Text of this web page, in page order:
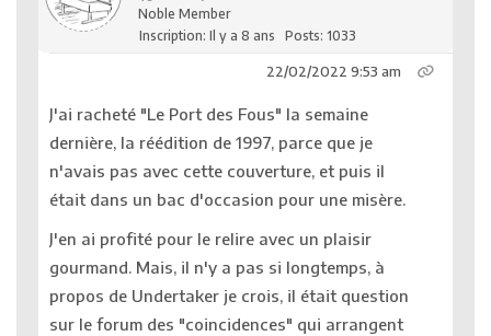
Noble Member
Inscription: Il y a 8 ans
Posts: 1033
22/02/2022 9:53 am
J'ai racheté "Le Port des Fous" la semaine
dernière, la réédition de 1997, parce que je
n'avais pas avec cette couverture, et puis il
était dans un bac d'occasion pour une misère.
J'en ai profité pour le relire avec un plaisir
gourmand. Mais, il n'y a pas si longtemps, à
propos de Undertaker je crois, il était question
sur le forum des "coincidences" qui arrangent